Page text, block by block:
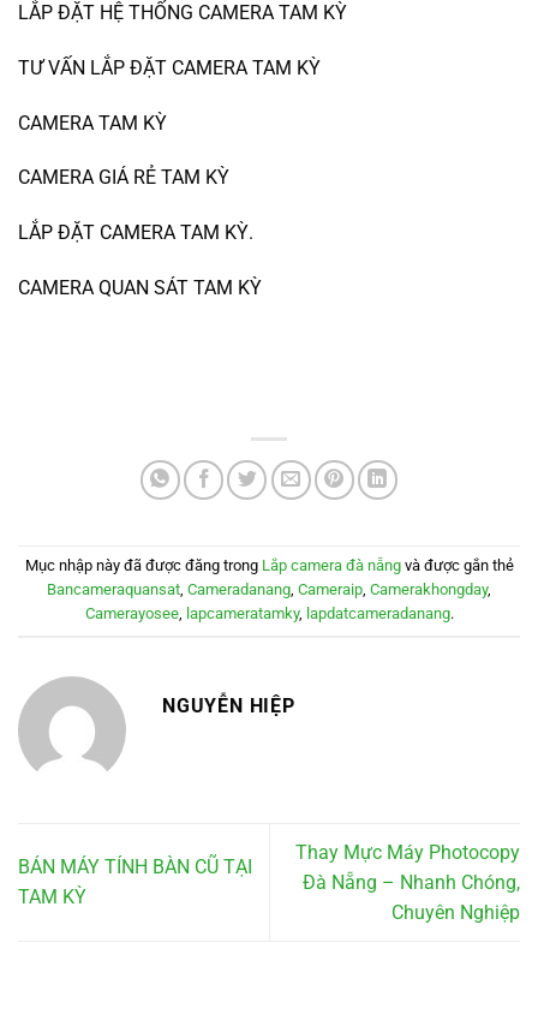
LẮP ĐẶT HỆ THỐNG CAMERA TAM KỲ
TƯ VẤN LẮP ĐẶT CAMERA TAM KỲ
CAMERA TAM KỲ
CAMERA GIÁ RẺ TAM KỲ
LẮP ĐẶT CAMERA TAM KỲ.
CAMERA QUAN SÁT TAM KỲ
Mục nhập này đã được đăng trong Lắp camera đà nẵngvà được gắn thẻ
Bancameraquansat Cameradanang Cameraip Camerakhongday,
Camerayosee, lapcameratamky, lapdatcameradanang.
NGUYỄN HIỆP
BÁN MÁY TÍNH BÀN CŨ TẠI
TAM KỲ
Thay Mực Máy Photocopy
Đà Nẵng – Nhanh Chóng,
Chuyên Nghiệp